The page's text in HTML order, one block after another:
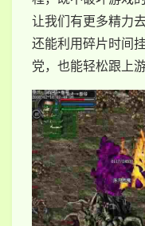
让我们有更多精力
还能利用碎片时间
党，也能轻松跟上